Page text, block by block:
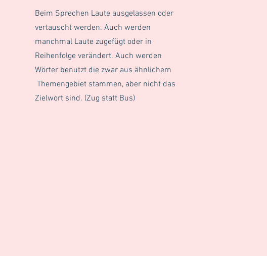
Beim Sprechen Laute ausgelassen oder
vertauscht werden. Auch werden
manchmal Laute zugefügt oder in
Reihenfolge verändert. ​Auch werden
Wörter benutzt die zwar aus ähnlichem
Themengebiet stammen, aber nicht das
Zielwort sind. (Zug statt Bus)